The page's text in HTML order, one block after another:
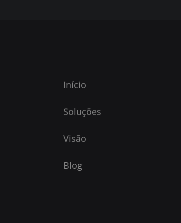
Início
Soluções
Visão
Blog